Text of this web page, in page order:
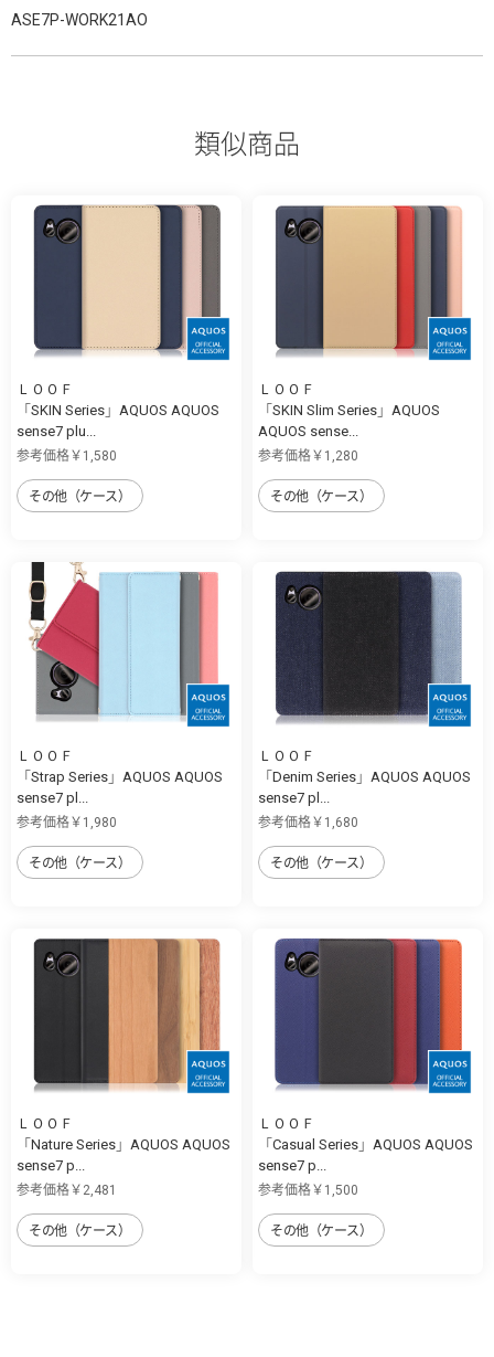
ASE7P-WORK21AO
類似商品
ＬＯＯＦ
「SKIN Series」AQUOS AQUOS
sense7 plu...
参考価格￥1,580
その他（ケース）
ＬＯＯＦ
「SKIN Slim Series」AQUOS
AQUOS sense...
参考価格￥1,280
その他（ケース）
ＬＯＯＦ
「Strap Series」AQUOS AQUOS
sense7 pl...
参考価格￥1,980
その他（ケース）
ＬＯＯＦ
「Denim Series」AQUOS AQUOS
sense7 pl...
参考価格￥1,680
その他（ケース）
ＬＯＯＦ
「Nature Series」AQUOS AQUOS
sense7 p...
参考価格￥2,481
その他（ケース）
ＬＯＯＦ
「Casual Series」AQUOS AQUOS
sense7 p...
参考価格￥1,500
その他（ケース）